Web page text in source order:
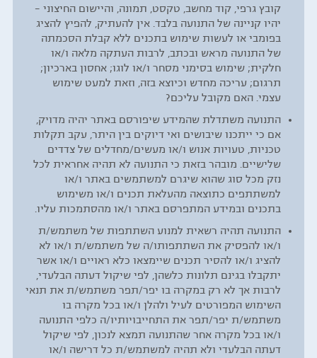
קובץ גרפי, קוד מחשב, טקסט, תמונה, והיישום החיצוני –
יהיו קניינה של התנועה בלבד. אין להעתיק, להפיץ להציג
בפומבי או לעשות שימוש בתכנים ללא קבלת הסכמתה
של התנועה מראש ובכתב, לרבות העתקה מלאה ו/או
חלקית; שימוש בסימני מסחר ו/או לוגו; אחסון בארכיון;
תרגום; עריכה מחדש וכיוצא בזה, וזאת למעט שימוש
עצמי. האם מקובל עליכם?
התנועה משתדלת שהמידע שיפורסם באתר יהיה מדויק,
אם כי ייתכנו שיבושים ואי דיוקים בין היתר, עקב תקלות
טכניות, טעויות אנוש ו/או מעשים/מחדלים של צדדים
שלישיים. מובהר בזאת כי התנועה לא תהיה אחראית לכל
נזק מכל סוג שהוא שיגרם למשתמשים באתר ו/או
למשתתפים כתוצאה מהעלאת תכנים ו/או משימוש
בתכנים ובמידע המתפרסם באתר ו/או מהסתמכות עליו.
התנועה תהיה רשאית למנוע השתתפות של משתמש/ת
ו/או להפסיק את השתתפותו/ה של משתמש/ת ו/או לא
להציג ו/או להסיר תכנים שיימצאו כלא ראויים ו/או אשר
יתקבלו בגינם תלונות כלשהן, לפי שיקול דעתה הבלעדי,
לרבות אך לא רק במקרה בו יפר/תפר משתמש/ת את תנאי
השימוש המפורטים לעיל ולהלן ו/או בכל מקרה בו
משתמש/ת יפר/תפר את התחייבויותיו/ה כלפי התנועה
ו/או בכל מקרה אחר שהתנועה תמצא לנכון, לפי שיקול
דעתה הבלעדי ולא תהיה למשתמש/ת כל דרישה ו/או